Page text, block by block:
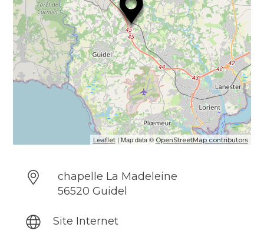
Leaflet| Map data © OpenStreetMap contributors
chapelle La Madeleine
56520 Guidel
Site Internet